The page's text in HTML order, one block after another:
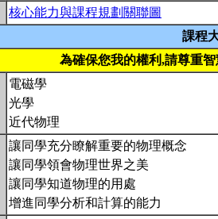
核心能力與課程規劃關聯圖
課程
為確保您我的權利,請尊重
電磁學
光學
近代物理
讓同學充分瞭解重要的物理概念
讓同學領會物理世界之美
讓同學知道物理的用處
增進同學分析和計算的能力